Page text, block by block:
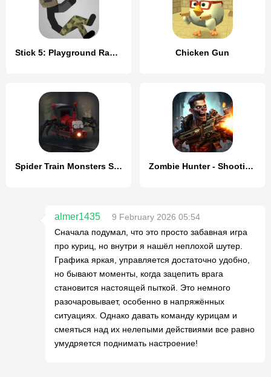
Stick 5: Playground Ragdoll Chicken Gun
Spider Train Monsters Survival Zombie Hunter - Shooting Game
almer1435
9 February 2026 05:54
Сначала подумал, что это просто забавная игра
про куриц, но внутри я нашёл неплохой шутер.
Графика яркая, управляется достаточно удобно,
но бывают моменты, когда зацепить врага
становится настоящей пыткой. Это немного
разочаровывает, особенно в напряжённых
ситуациях. Однако давать команду курицам и
смеяться над их нелепыми действиями все равно
умудряется поднимать настроение!